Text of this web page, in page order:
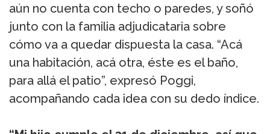
aún no cuenta con techo o paredes, y soñó
junto con la familia adjudicataria sobre
cómo va a quedar dispuesta la casa. “Acá
una habitación, acá otra, éste es el baño,
para allá el patio”, expresó Poggi,
acompañando cada idea con su dedo índice.